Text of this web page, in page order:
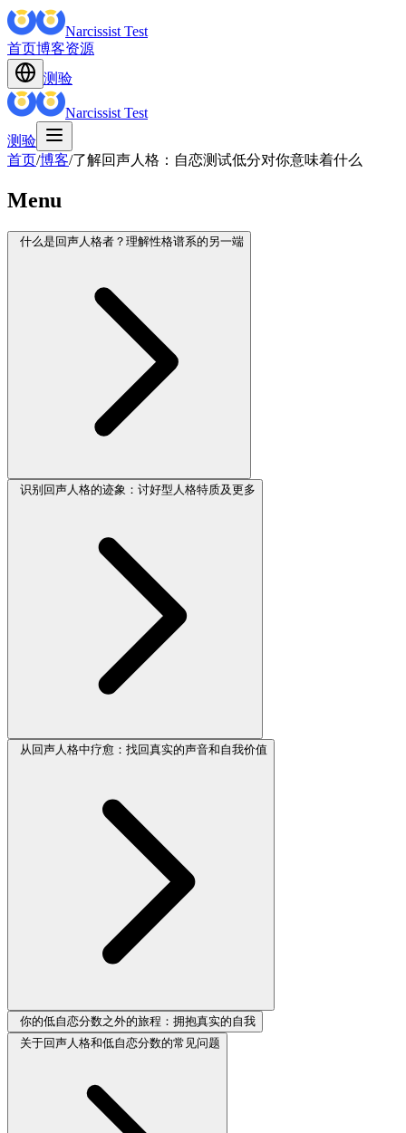
Narcissist Test
首页博客资源
测验
Narcissist Test
测验
首页/博客/了解回声人格：自恋测试低分对你意味着什么
Menu
什么是回声人格者？理解性格谱系的另一端
识别回声人格的迹象：讨好型人格特质及更多
从回声人格中疗愈：找回真实的声音和自我价值
你的低自恋分数之外的旅程：拥抱真实的自我
关于回声人格和低自恋分数的常见问题